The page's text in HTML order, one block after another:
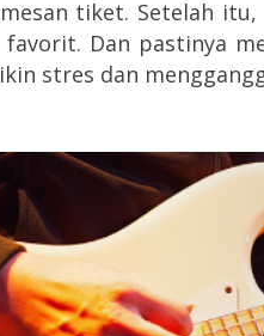
tiket. Setelah
Dan pastinya
stres dan